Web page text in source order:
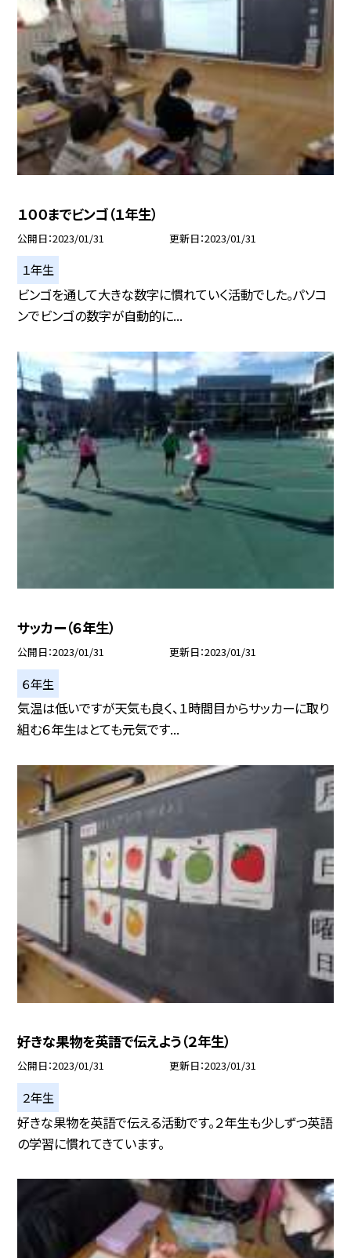
１００までビンゴ（１年生）
公開日 2023/01/31 更新日 2023/01/31
１年生
ビンゴを通して大きな数字に慣れていく活動でした。パソコ
ンでビンゴの数字が自動的に...
サッカー（６年生）
公開日 2023/01/31 更新日 2023/01/31
６年生
気温は低いですが天気も良く、１時間目からサッカーに取り
組む６年生はとても元気です...
好きな果物を英語で伝えよう（２年生）
公開日 2023/01/31 更新日 2023/01/31
２年生
好きな果物を英語で伝える活動です。２年生も少しずつ英語
の学習に慣れてきています。